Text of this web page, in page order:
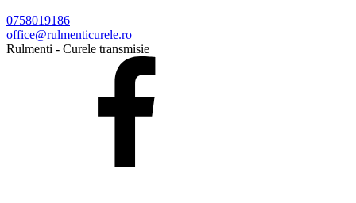
0758019186
office@rulmenticurele.ro
Rulmenti - Curele transmisie